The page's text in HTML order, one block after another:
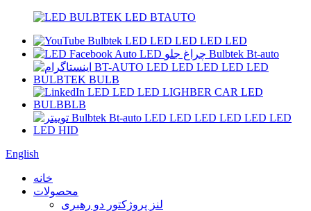
English
خانه
محصولات
لنز پروژکتور دو رهبری